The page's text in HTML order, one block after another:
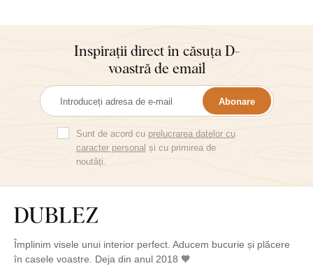
Inspirații direct în căsuța D-
voastră de email
Abonare
Sunt de acord cu prelucrarea datelor cu
caracter personal și cu primirea de
noutăți.
Împlinim visele unui interior perfect. Aducem bucurie și plăcere
în casele voastre. Deja din anul 2018 🧡